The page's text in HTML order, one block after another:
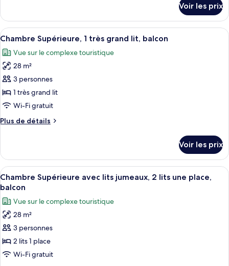
lits,
balcon
le
type
de
Villa
Deluxe,
plusieurs
lits,
balcon
Voir les prix
Afficher
toutes
les
photos
pour
ce
type
chambre :
très
grand
lit,
balcon
Une chambre d’hôtel avec un
6
Chambre Supérieure, 1 très grand lit, balcon
Vue sur le complexe touristique
28 m²
3 personnes
1 très grand lit
Wi-Fi gratuit
Plus de détails
Plus
le
type
de
chambre
Supérieure,
très
grand
lit,
Voir les prix
Afficher
toutes
les
photos
pour
ce
type
de
Une chambre d’hôtel avec deux lits,
6
Chambre Supérieure avec lits jumeaux, 2 lits une place,
balcon
Vue sur le complexe touristique
28 m²
3 personnes
2 lits 1 place
Wi-Fi gratuit